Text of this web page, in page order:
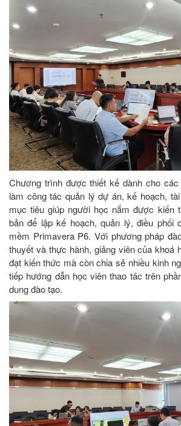
Chương trình được thiết kế dành cho
làm công tác quản lý dự án, kế hoạch,
mục tiêu giúp người học nắm được kiến
bản để lập kế hoạch, quản lý, điều phối
mềm Primavera P6. Với phương pháp
thuyết và thực hành, giảng viên của khoá
đạt kiến thức mà còn chia sẻ nhiều kinh
tiếp hướng dẫn học viên thao tác trên
dung đào tạo.